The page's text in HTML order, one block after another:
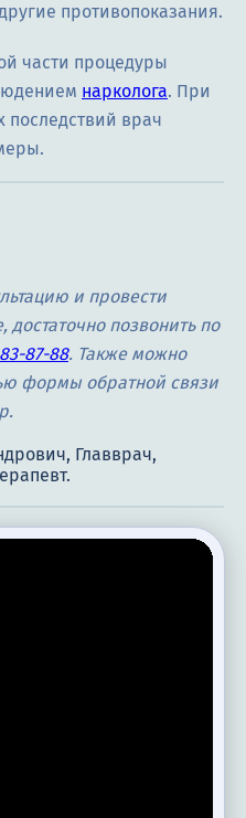
противопоказания.
части процедуры
нарколога. При
последствий врач
и провести
позвонить по
87-88. Также можно
формы обратной связи